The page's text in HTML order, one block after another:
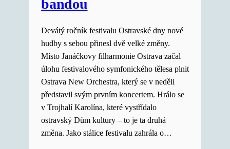
bandou
Devátý ročník festivalu Ostravské dny nové
hudby s sebou přinesl dvě velké změny.
Místo Janáčkovy filharmonie Ostrava začal
úlohu festivalového symfonického tělesa plnit
Ostrava New Orchestra, který se v neděli
představil svým prvním koncertem. Hrálo se
v Trojhalí Karolína, které vystřídalo
ostravský Dům kultury – to je ta druhá
změna. Jako stálice festivalu zahrála o…